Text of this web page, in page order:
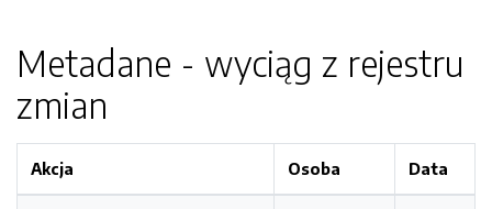
Metadane - wyciąg z rejestru
zmian
Akcja Osoba Data